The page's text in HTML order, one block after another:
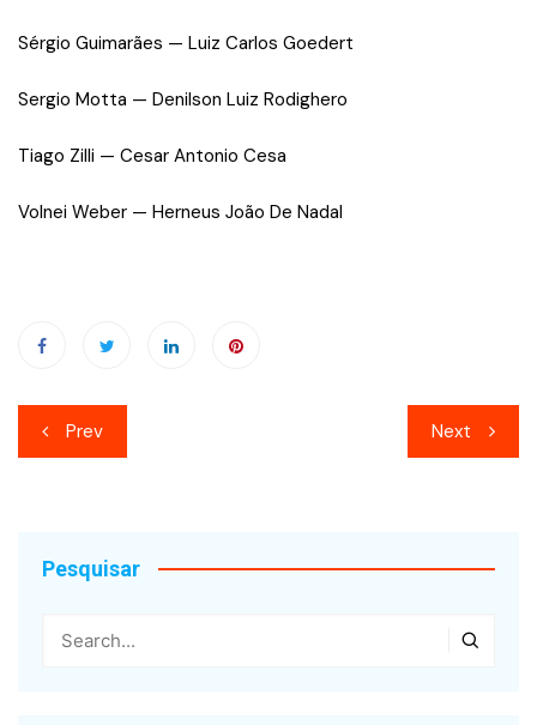
Sérgio Guimarães — Luiz Carlos Goedert
Sergio Motta — Denilson Luiz Rodighero
Tiago Zilli — Cesar Antonio Cesa
Volnei Weber — Herneus João De Nadal
Navegação
de
Prev Next
Pesquisar